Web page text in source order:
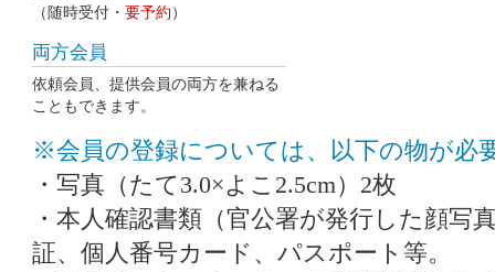
（随時受付・ 要予約）
両方会員
依頼会員、提供会員の両方を兼ねる
こともできます。
※会員の登録については、以下の物が必
・写真（たて3.0×よこ2.5cm）2枚
・本人確認書類（官公署が発行した顔写
証、個人番号カード、パスポート等。